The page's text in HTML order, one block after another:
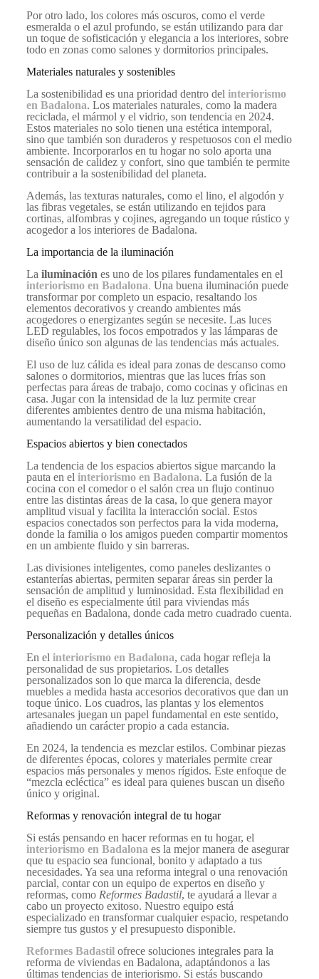
Por otro lado, los colores más oscuros, como el verde
esmeralda o el azul profundo, se están utilizando para dar
un toque de sofisticación y elegancia a los interiores, sobre
todo en zonas como salones y dormitorios principales.
Materiales naturales y sostenibles
La sostenibilidad es una prioridad dentro del interiorismo
en Badalona. Los materiales naturales, como la madera
reciclada, el mármol y el vidrio, son tendencia en 2024.
Estos materiales no solo tienen una estética intemporal,
sino que también son duraderos y respetuosos con el medio
ambiente. Incorporarlos en tu hogar no solo aporta una
sensación de calidez y confort, sino que también te permite
contribuir a la sostenibilidad del planeta.
Además, las texturas naturales, como el lino, el algodón y
las fibras vegetales, se están utilizando en tejidos para
cortinas, alfombras y cojines, agregando un toque rústico y
acogedor a los interiores de Badalona.
La importancia de la iluminación
La iluminación es uno de los pilares fundamentales en el
interiorismo en Badalona. Una buena iluminación puede
transformar por completo un espacio, resaltando los
elementos decorativos y creando ambientes más
acogedores o energizantes según se necesite. Las luces
LED regulables, los focos empotrados y las lámparas de
diseño único son algunas de las tendencias más actuales.
El uso de luz cálida es ideal para zonas de descanso como
salones o dormitorios, mientras que las luces frías son
perfectas para áreas de trabajo, como cocinas y oficinas en
casa. Jugar con la intensidad de la luz permite crear
diferentes ambientes dentro de una misma habitación,
aumentando la versatilidad del espacio.
Espacios abiertos y bien conectados
La tendencia de los espacios abiertos sigue marcando la
pauta en el interiorismo en Badalona. La fusión de la
cocina con el comedor o el salón crea un flujo continuo
entre las distintas áreas de la casa, lo que genera mayor
amplitud visual y facilita la interacción social. Estos
espacios conectados son perfectos para la vida moderna,
donde la familia o los amigos pueden compartir momentos
en un ambiente fluido y sin barreras.
Las divisiones inteligentes, como paneles deslizantes o
estanterías abiertas, permiten separar áreas sin perder la
sensación de amplitud y luminosidad. Esta flexibilidad en
el diseño es especialmente útil para viviendas más
pequeñas en Badalona, donde cada metro cuadrado cuenta.
Personalización y detalles únicos
En el interiorismo en Badalona, cada hogar refleja la
personalidad de sus propietarios. Los detalles
personalizados son lo que marca la diferencia, desde
muebles a medida hasta accesorios decorativos que dan un
toque único. Los cuadros, las plantas y los elementos
artesanales juegan un papel fundamental en este sentido,
añadiendo un carácter propio a cada estancia.
En 2024, la tendencia es mezclar estilos. Combinar piezas
de diferentes épocas, colores y materiales permite crear
espacios más personales y menos rígidos. Este enfoque de
“mezcla ecléctica” es ideal para quienes buscan un diseño
único y original.
Reformas y renovación integral de tu hogar
Si estás pensando en hacer reformas en tu hogar, el
interiorismo en Badalona es la mejor manera de asegurar
que tu espacio sea funcional, bonito y adaptado a tus
necesidades. Ya sea una reforma integral o una renovación
parcial, contar con un equipo de expertos en diseño y
reformas, como Reformes Badastil, te ayudará a llevar a
cabo un proyecto exitoso. Nuestro equipo está
especializado en transformar cualquier espacio, respetando
siempre tus gustos y el presupuesto disponible.
Reformes Badastilofrece soluciones integrales para la
reforma de viviendas en Badalona, adaptándonos a las
últimas tendencias de interiorismo. Si estás buscando